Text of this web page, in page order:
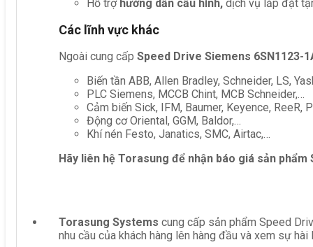
Hỗ trợ hướng dẫn cấu hình, dịch vụ lắp đặt
Các lĩnh vực khác
Ngoài cung cấp Speed Drive Siemens 6SN1123-
Biến tần ABB, Allen Bradley, Schneider, LS,
PLC Siemens, MCCB Chint, MCB Schneider,…
Cảm biến Sick, IFM, Baumer, Keyence, ReeR,
Động cơ Oriental, GGM, Baldor,…
Khí nén Festo, Janatics, SMC, Airtac,…
Hãy liên hệ Torasung để nhận báo giá sản phẩm
Torasung Systems cung cấp sản phẩm Speed
nhu cầu của khách hàng lên hàng đầu và xem sự